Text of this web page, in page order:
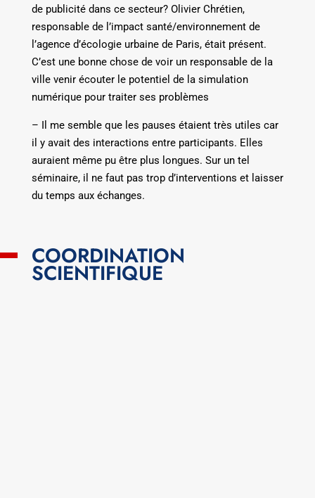
de publicité dans ce secteur? Olivier Chrétien,
responsable de l’impact santé/environnement de
l’agence d’écologie urbaine de Paris, était présent.
C’est une bonne chose de voir un responsable de la
ville venir écouter le potentiel de la simulation
numérique pour traiter ses problèmes
– Il me semble que les pauses étaient très utiles car
il y avait des interactions entre participants. Elles
auraient même pu être plus longues. Sur un tel
séminaire, il ne faut pas trop d’interventions et laisser
du temps aux échanges.
COORDINATION
SCIENTIFIQUE